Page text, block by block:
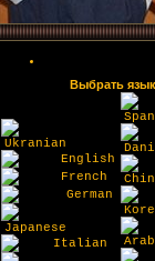
Выбрать
Ukranian
English
French
German
Japanese
Italian